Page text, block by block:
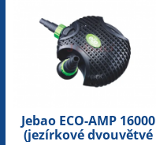
Jebao ECO-AMP 16000
(jezírkové dvouvětvé